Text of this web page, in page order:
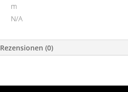
m
N/A
Rezensionen (0)